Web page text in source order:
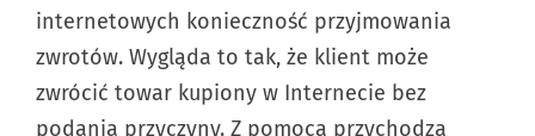
internetowych konieczność przyjmowania
zwrotów. Wygląda to tak, że klient może
zwrócić towar kupiony w Internecie bez
podania przyczyny. Z pomocą przychodzą